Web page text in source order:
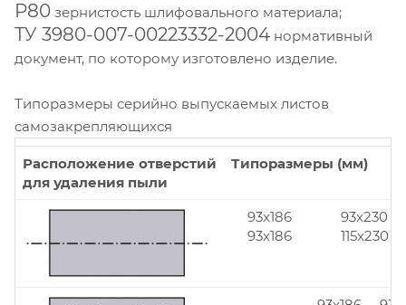
Р80 зернистость шлифовального материала;
ТУ 3980-007-00223332-2004 нормативный
документ, по которому изготовлено изделие.
Типоразмеры серийно выпускаемых листов
самозакрепляющихся
Расположение отверстий
для удаления пыли
Типоразмеры (мм)
93x186
93x186
93x230
115x230